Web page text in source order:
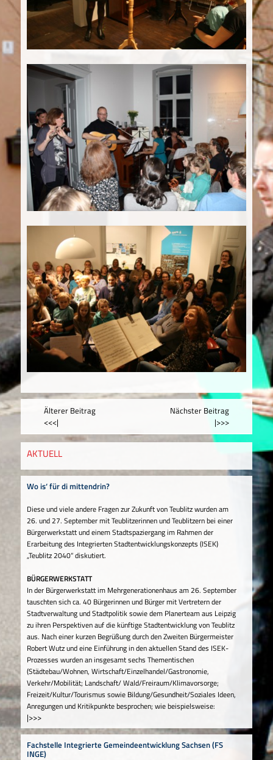
Nächster Beitrag
|>>>
Älterer Beitrag
<<<|
AKTUELL
Wo is‘ für di mittendrin?
Diese und viele andere Fragen zur Zukunft von Teublitz wurden am
26. und 27. September mit Teublitzerinnen und Teublitzern bei einer
Bürgerwerkstatt und einem Stadtspaziergang im Rahmen der
Erarbeitung des Integrierten Stadtentwicklungskonzepts (ISEK)
„Teublitz 2040“ diskutiert.
BÜRGERWERKSTATT
In der Bürgerwerkstatt im Mehrgenerationenhaus am 26. September
tauschten sich ca. 40 Bürgerinnen und Bürger mit Vertretern der
Stadtverwaltung und Stadtpolitik sowie dem Planerteam aus Leipzig
zu ihren Perspektiven auf die künftige Stadtentwicklung von Teublitz
aus. Nach einer kurzen Begrüßung durch den Zweiten Bürgermeister
Robert Wutz und eine Einführung in den aktuellen Stand des ISEK-
Prozesses wurden an insgesamt sechs Thementischen
(Städtebau/Wohnen, Wirtschaft/Einzelhandel/Gastronomie,
Verkehr/Mobilität; Landschaft/ Wald/Freiraum/Klimavorsorge;
Freizeit/Kultur/Tourismus sowie Bildung/Gesundheit/Soziales Ideen,
Anregungen und Kritikpunkte besprochen; wie beispielsweise:
|>>>
Fachstelle Integrierte Gemeindeentwicklung Sachsen (FS
INGE)